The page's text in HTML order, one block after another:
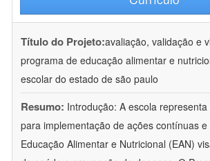
Título do Projeto:avaliação, validação e
programa de educação alimentar e
escolar do estado de são paulo
Resumo: Introdução: A escola
para implementação de ações contínuas
Educação Alimentar e Nutricional (EAN)